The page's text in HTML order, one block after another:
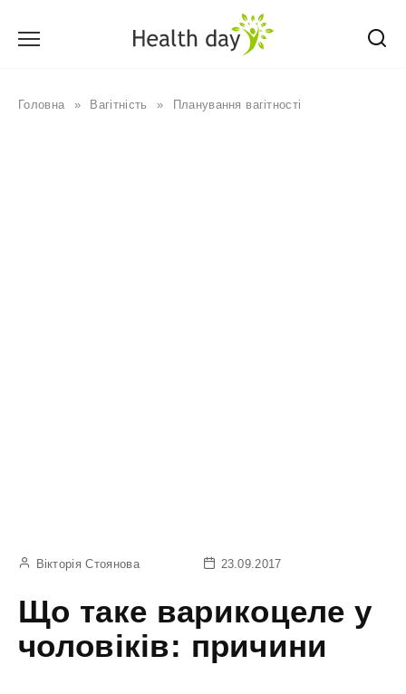
Головна » Вагітність » Планування вагітності
Вікторія Стоянова 23.09.2017
Що таке варикоцеле у
чоловіків: причини